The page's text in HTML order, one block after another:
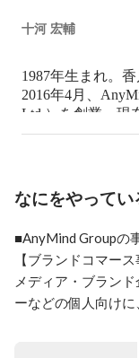
十河 宏輔
1987年生まれ。香
2016年4月、
Ltd.）を創業。現
関連事業を中心
2020、2021の2年
ナーとして国内外
前職の株式会社マ
ジア全域におけ
なにをやってい
■AnyMind Groupの
【ブランドコマース
メディア・ブラン
ーなどの個人向け